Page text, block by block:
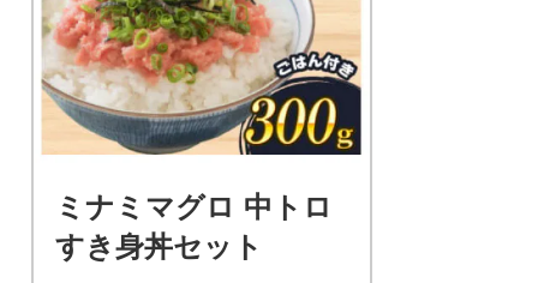
ミナミマグロ 中トロ
すき身丼セット